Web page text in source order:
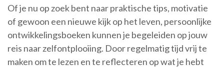
Of je nu op zoek bent naar praktische tips, motivatie
of gewoon een nieuwe kijk op het leven, persoonlijke
ontwikkelingsboeken kunnen je begeleiden op jouw
reis naar zelfontplooiing. Door regelmatig tijd vrij te
maken om te lezen en te reflecteren op wat je hebt